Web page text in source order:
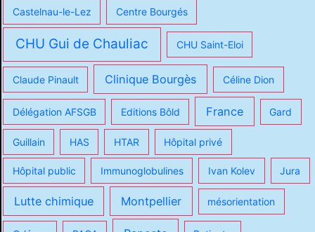
Castelnau-le-Lez Centre Bourgés
CHU Gui de Chauliac CHU Saint-Eloi
Claude Pinault Clinique Bourgès Céline Dion
Délégation AFSGB Editions Bôld France Gard
Guillain HAS HTAR Hôpital privé
Hôpital public Immunoglobulines Ivan Kolev Jura
Lutte chimique Montpellier mésorientation